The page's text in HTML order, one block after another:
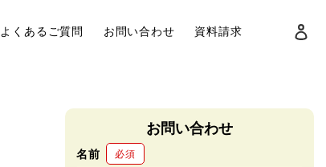
よくあるご質問 お問い合わせ 資料請求
検索
お問い合わせ
名前 必須